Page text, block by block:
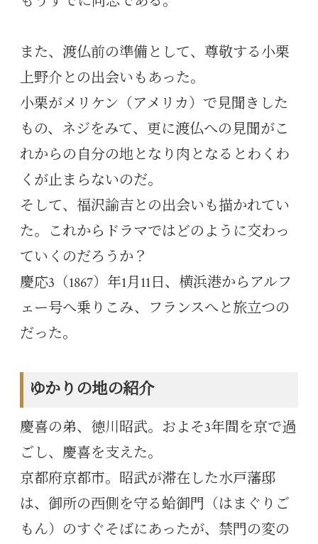
また、渡仏前の準備として、尊敬する小栗
上野介との出会いもあった。
小栗がメリケン（アメリカ）で見聞きした
もの、ネジをみて、更に渡仏への見聞がこ
れからの自分の地となり肉となるとわくわ
くが止まらないのだ。
そして、福沢諭吉との出会いも描かれてい
た。これからドラマではどのように交わっ
ていくのだろうか？
慶応3（1867）年1月11日、横浜港からアルフ
ェー号へ乗りこみ、フランスへと旅立つの
だった。
ゆかりの地の紹介
慶喜の弟、徳川昭武。およそ3年間を京で過
ごし、慶喜を支えた。
京都府京都市。昭武が滞在した水戸藩邸
は、御所の西側を守る蛤御門（はまぐりご
もん）のすぐそばにあったが、禁門の変の